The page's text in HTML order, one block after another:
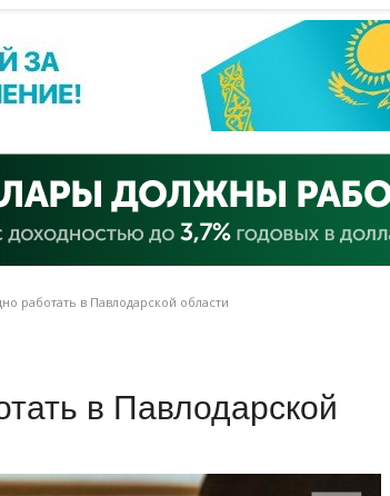
работать в Павлодарской области
в Павлодарской